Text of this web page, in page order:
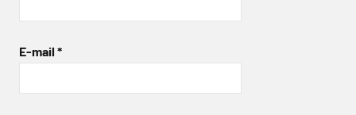
E-mail *